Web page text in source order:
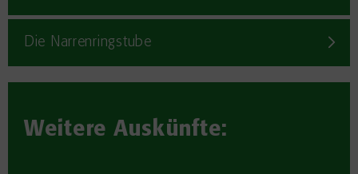
Die Narrenringstube
Weitere Auskünfte: